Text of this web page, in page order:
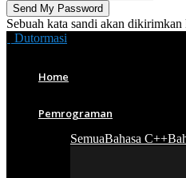
Sebuah kata sandi akan
Dutormasi
Home
Pemrograman
SemuaBahasa C++